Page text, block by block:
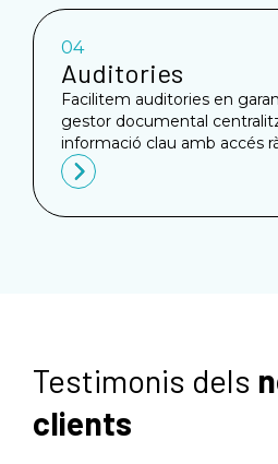
04
Auditories
Facilitem auditories en
gestor documental
informació clau amb accés
Testimonis dels
clients